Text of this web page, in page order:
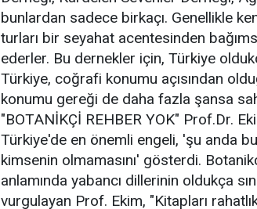
bunlardan sadece birkaçı. Genellikle
turları bir seyahat acentesinden
ederler. Bu dernekler için, Türkiye
Türkiye, coğrafi konumu açısından
konumu gereği de daha fazla şansa
"BOTANİKÇİ REHBER YOK" Prof.Dr.
Türkiye'de en önemli engeli, 'şu anda
kimsenin olmamasını' gösterdi.
anlamında yabancı dillerinin oldukça
vurgulayan Prof. Ekim, "Kitapları